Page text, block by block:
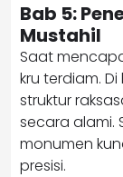
Bab 5:
Mustahil
Saat
kru terdiam.
struktur
secara alami.
monumen
presisi.